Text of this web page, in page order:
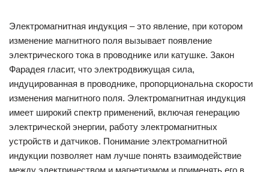
Электромагнитная индукция – это явление, при котором
изменение магнитного поля вызывает появление
электрического тока в проводнике или катушке. Закон
Фарадея гласит, что электродвижущая сила,
индуцированная в проводнике, пропорциональна скорости
изменения магнитного поля. Электромагнитная индукция
имеет широкий спектр применений, включая генерацию
электрической энергии, работу электромагнитных
устройств и датчиков. Понимание электромагнитной
индукции позволяет нам лучше понять взаимодействие
между электричеством и магнетизмом и применять его в